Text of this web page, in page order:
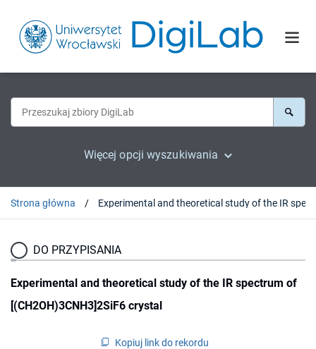
Więcej opcji wyszukiwania
Strona główna
DO PRZYPISANIA
Experimental and theoretical study of the IR spectrum of
[(CH2OH)3CNH3]2SiF6 crystal
Kopiuj link do rekordu